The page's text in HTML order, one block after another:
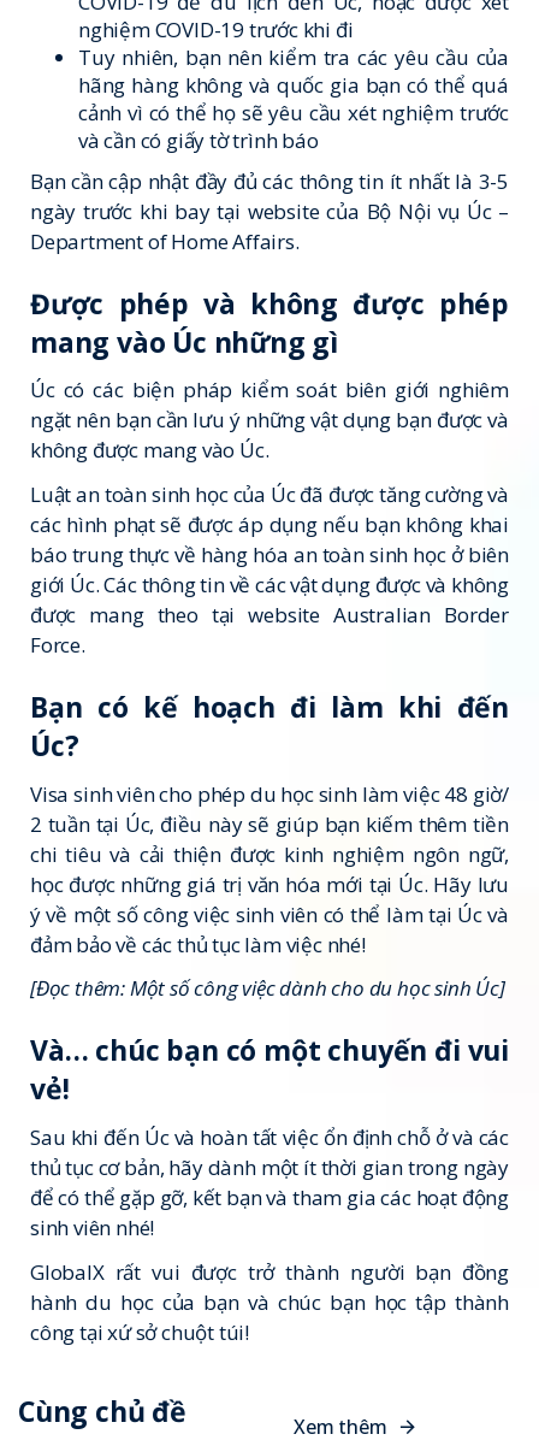
nghiệm COVID-19 trước khi đi
Tuy nhiên, bạn nên kiểm tra các yêu cầu của
hãng hàng không và quốc gia bạn có thể quá
cảnh vì có thể họ sẽ yêu cầu xét nghiệm trước
và cần có giấy tờ trình báo
Bạn cần cập nhật đầy đủ các thông tin ít nhất là 3-5
ngày trước khi bay tại website của Bộ Nội vụ Úc –
Department of Home Affairs.
Được phép và không được phép
mang vào Úc những gì
Úc có các biện pháp kiểm soát biên giới nghiêm
ngặt nên bạn cần lưu ý những vật dụng bạn được và
không được mang vào Úc.
Luật an toàn sinh học của Úc đã được tăng cường và
các hình phạt sẽ được áp dụng nếu bạn không khai
báo trung thực về hàng hóa an toàn sinh học ở biên
giới Úc. Các thông tin về các vật dụng được và không
được mang theo tại website Australian Border
Force.
Bạn có kế hoạch đi làm khi đến
Úc?
Visa sinh viên cho phép du học sinh làm việc 48 giờ/
2 tuần tại Úc, điều này sẽ giúp bạn kiếm thêm tiền
chi tiêu và cải thiện được kinh nghiệm ngôn ngữ,
học được những giá trị văn hóa mới tại Úc. Hãy lưu
ý về một số công việc sinh viên có thể làm tại Úc và
đảm bảo về các thủ tục làm việc nhé!
[Đọc thêm: Một số công việc dành cho du học sinh Úc]
Và… chúc bạn có một chuyến đi vui
vẻ!
Sau khi đến Úc và hoàn tất việc ổn định chỗ ở và các
thủ tục cơ bản, hãy dành một ít thời gian trong ngày
để có thể gặp gỡ, kết bạn và tham gia các hoạt động
sinh viên nhé!
GlobalX rất vui được trở thành người bạn đồng
hành du học của bạn và chúc bạn học tập thành
công tại xứ sở chuột túi!
Cùng chủ đề Xem thêm